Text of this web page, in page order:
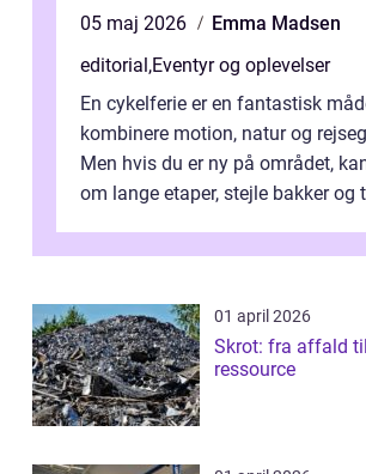
05 maj 2026
Emma Madsen
editorial,Eventyr og oplevelser
En cykelferie er en fantastisk
kombinere motion, natur og
Men hvis du er ny på området,
om lange etaper, stejle bakker og
01 april 2026
Skrot: fra affald
ressource